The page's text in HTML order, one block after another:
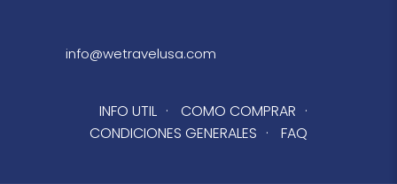
info@wetravelusa.com
INFO UTIL · COMO COMPRAR ·
CONDICIONES GENERALES · FAQ